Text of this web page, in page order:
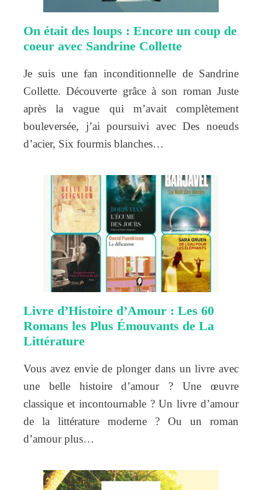
On était des loups : Encore un coup de
coeur avec Sandrine Collette
Je suis une fan inconditionnelle de Sandrine
Collette. Découverte grâce à son roman Juste
après la vague qui m’avait complètement
bouleversée, j’ai poursuivi avec Des noeuds
d’acier, Six fourmis blanches…
Livre d’Histoire d’Amour : Les 60
Romans les Plus Émouvants de La
Littérature
Vous avez envie de plonger dans un livre avec
une belle histoire d’amour ? Une œuvre
classique et incontournable ? Un livre d’amour
de la littérature moderne ? Ou un roman
d’amour plus…